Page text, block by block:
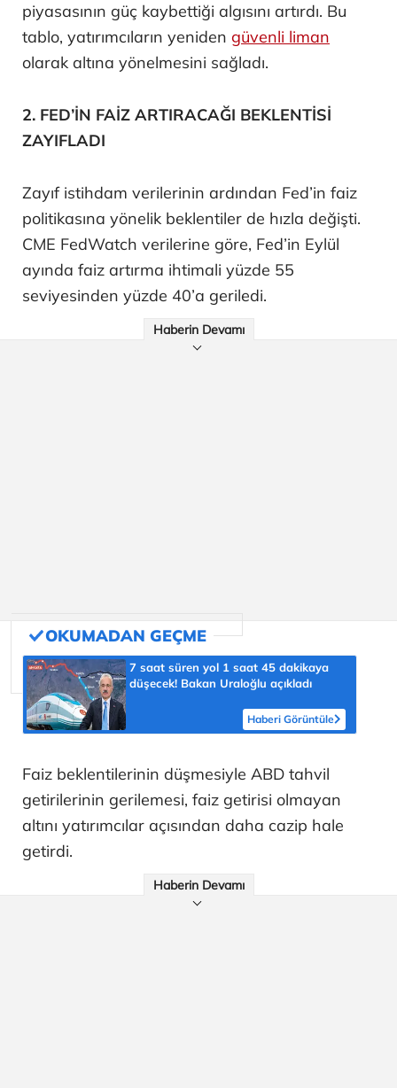
piyasasının güç kaybettiği algısını artırdı. Bu
tablo, yatırımcıların yeniden güvenli liman
olarak altına yönelmesini sağladı.
2. FED’İN FAİZ ARTIRACAĞI BEKLENTİSİ
ZAYIFLADI
Zayıf istihdam verilerinin ardından Fed’in faiz
politikasına yönelik beklentiler de hızla değişti.
CME FedWatch verilerine göre, Fed’in Eylül
ayında faiz artırma ihtimali yüzde 55
seviyesinden yüzde 40’a geriledi.
Haberin Devamı
7 saat süren yol 1 saat 45 dakikaya
düşecek! Bakan Uraloğlu açıkladı
Haberi Görüntüle
Faiz beklentilerinin düşmesiyle ABD tahvil
getirilerinin gerilemesi, faiz getirisi olmayan
altını yatırımcılar açısından daha cazip hale
getirdi.
Haberin Devamı